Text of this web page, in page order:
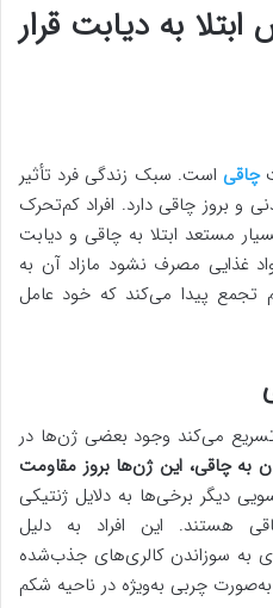
به دیابت قرار
چاقی است. سبک زندگی فرد تأثیر
و بروز چاقی دارد. افراد کم‌تحرک
مستعد ابتلا به چاقی و دیابت
غذایی مصرف نشود مازاد آن به
تجمع پیدا می‌کند که خود عامل
تسریع می‌کند وجود بعضی ژن‌ها در
به چاقی، این ژن‌ها بروز مقاومت
دیگر برخی‌ها به دلایل ژنتیکی
هستند. این افراد به دلیل
به سوزاندن کالری‌های جذب‌شده
چربی به‌ویژه در ناحیه شکم